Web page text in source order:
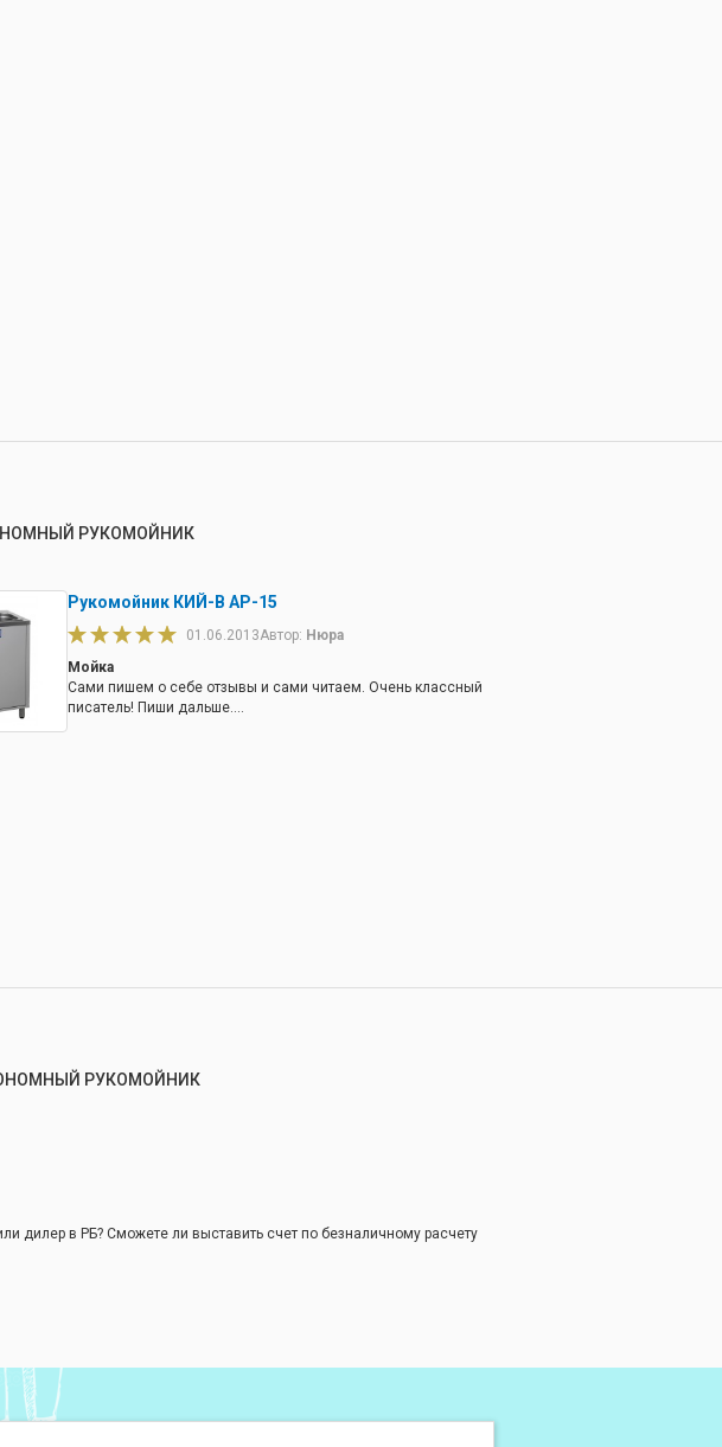
РУКОМОЙНИК
Рукомойник КИЙ-В АР-15
01.06.2013Автор: Нюра
Мойка
Сами пишем о себе отзывы и сами читаем. Очень классный
писатель! Пиши дальше....
РУКОМОЙНИК
дилер в РБ? Сможете ли выставить счет по безналичному расчету